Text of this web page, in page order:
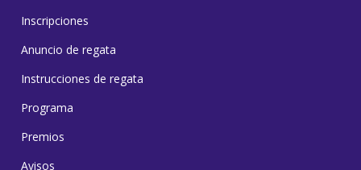
Inscripciones
Anuncio de regata
Instrucciones de regata
Programa
Premios
Avisos